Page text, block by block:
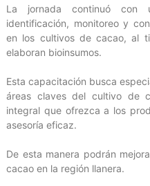
La jornada continuó con
identificación, monitoreo y
en los cultivos de cacao, al
elaboran bioinsumos.
Esta capacitación busca
áreas claves del cultivo de
integral que ofrezca a los
asesoría eficaz.
De esta manera podrán
cacao en la región llanera.